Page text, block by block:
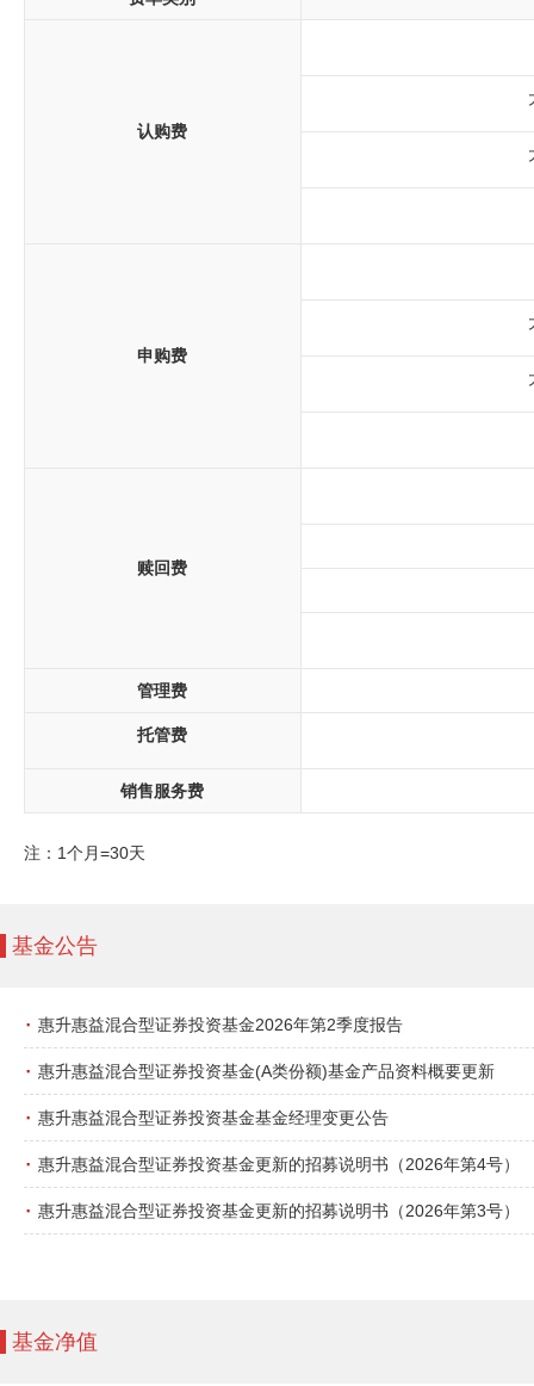
认购费
申购费
赎回费
管理费
托管费
销售服务费
注：1个月=30天
基金公告
· 惠升惠益混合型证券投资基金2026年第2季度报告
· 惠升惠益混合型证券投资基金(A类份额)基金产品资料概要更新
· 惠升惠益混合型证券投资基金基金经理变更公告
· 惠升惠益混合型证券投资基金更新的招募说明书（2026年第4号）
· 惠升惠益混合型证券投资基金更新的招募说明书（2026年第3号）
基金净值